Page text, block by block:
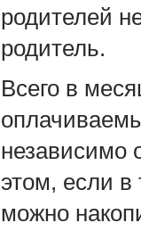
родителей
родитель.
Всего в
независимо
этом, если в
можно